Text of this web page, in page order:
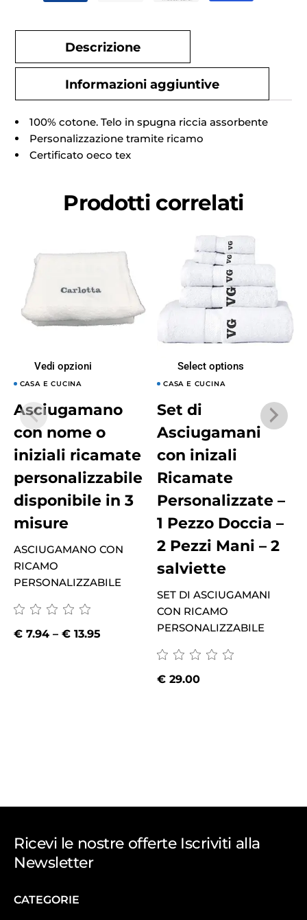
Descrizione
Informazioni aggiuntive
100% cotone. Telo in spugna riccia assorbente
Personalizzazione tramite ricamo
Certificato oeco tex
Prodotti correlati
Vedi opzioni
CASA E CUCINA
Asciugamano
con nome o
iniziali ricamate
personalizzabile
disponibile in 3
misure
ASCIUGAMANO CON
RICAMO
PERSONALIZZABILE
€7.94– €13.95
Select options
CASA E CUCINA
Set di
Asciugamani
con inizali
Ricamate
Personalizzate –
1 Pezzo Doccia –
2 Pezzi Mani – 2
salviette
SET DI ASCIUGAMANI
CON RICAMO
PERSONALIZZABILE
€ 29.00
Ricevi le nostre offerte Iscriviti alla
Newsletter
CATEGORIE